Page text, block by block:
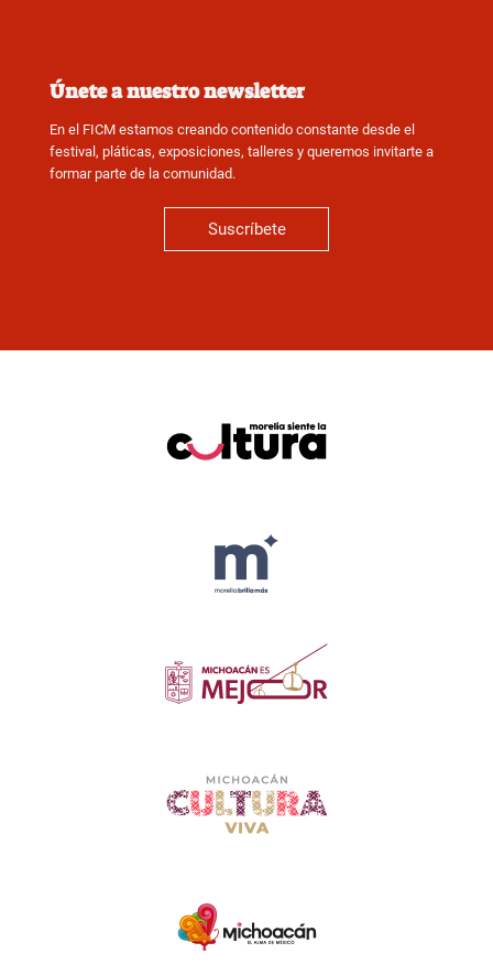
Únete a nuestro newsletter
En el FICM estamos creando contenido constante desde el
festival, pláticas, exposiciones, talleres y queremos invitarte a
formar parte de la comunidad.
Suscríbete